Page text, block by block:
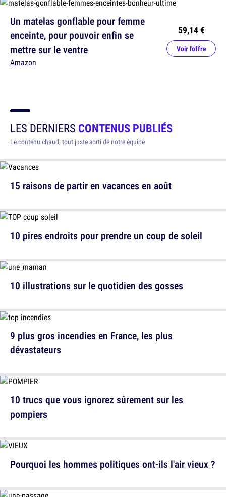
Un matelas gonflable pour femme
enceinte, pour pouvoir enfin se
mettre sur le ventre
Amazon
59,14 €
Voir l'offre
LES DERNIERS CONTENUS PUBLIÉS
Le contenu chaud, tout juste sorti de notre équipe
15 raisons de partir en vacances en août
10 illustrations sur le quotidien des gosses
10 trucs que vous ignorez sûrement sur les
pompiers
10 pires endroits pour prendre un coup de soleil
9 plus gros incendies en France, les plus
dévastateurs
Pourquoi les hommes politiques ont-ils l'air vieux ?